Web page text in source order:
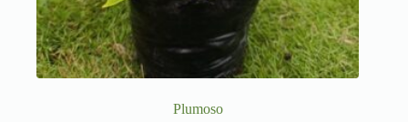
Plumoso